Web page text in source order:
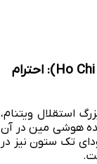
۳. آرامگاه هوشی مین و مجموعه ریاست جمهوری (Ho Chi Minh Mausoleum Complex): احترام
استقلال ویتنام،
هوشی مین در آن
تک ستون نیز در